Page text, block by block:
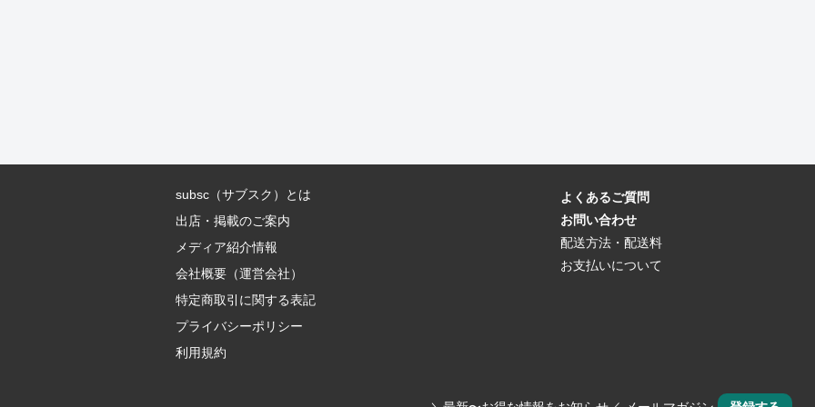
subsc（サブスク）とは
出店・掲載のご案内
メディア紹介情報
会社概要（運営会社）
特定商取引に関する表記
プライバシーポリシー
利用規約
よくあるご質問
お問い合わせ
配送方法・配送料
お支払いについて